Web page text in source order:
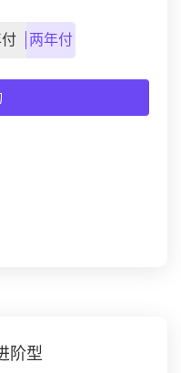
付 两年付
阶型